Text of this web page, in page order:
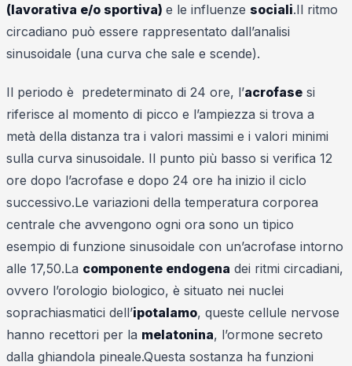
(lavorativa e/o sportiva) e le influenze sociali.Il ritmo
circadiano può essere rappresentato dall’analisi
sinusoidale (una curva che sale e scende).
Il periodo è predeterminato di 24 ore, l’acrofase si
riferisce al momento di picco e l’ampiezza si trova a
metà della distanza tra i valori massimi e i valori minimi
sulla curva sinusoidale. Il punto più basso si verifica 12
ore dopo l’acrofase e dopo 24 ore ha inizio il ciclo
successivo.Le variazioni della temperatura corporea
centrale che avvengono ogni ora sono un tipico
esempio di funzione sinusoidale con un’acrofase intorno
alle 17,50.La componente endogena dei ritmi circadiani,
ovvero l’orologio biologico, è situato nei nuclei
soprachiasmatici dell’ipotalamo, queste cellule nervose
hanno recettori per la melatonina, l’ormone secreto
dalla ghiandola pineale.Questa sostanza ha funzioni